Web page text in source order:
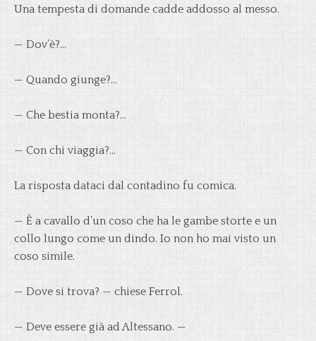
Una tempesta di domande cadde addosso al messo.
— Dov’è?…
— Quando giunge?…
— Che bestia monta?…
— Con chi viaggia?…
La risposta dataci dal contadino fu comica.
— È a cavallo d’un coso che ha le gambe storte e un
collo lungo come un dindo. Io non ho mai visto un
coso simile.
— Dove si trova? — chiese Ferrol.
— Deve essere già ad Altessano. —